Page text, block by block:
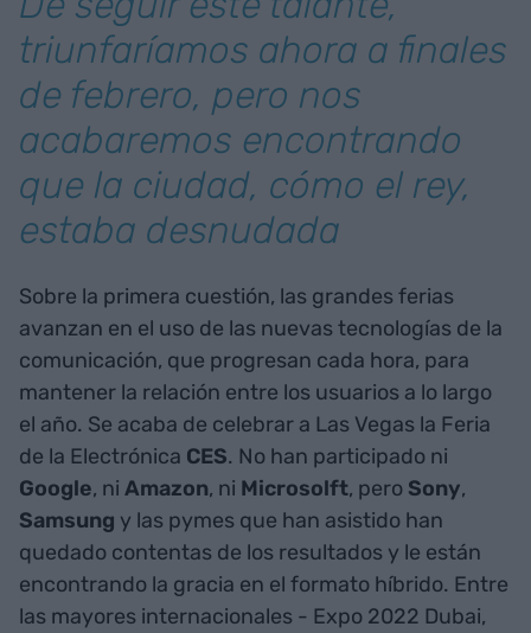
triunfaríamos ahora a finales
de febrero, pero nos
acabaremos encontrando
que la ciudad, cómo el rey,
estaba desnudada
Sobre la primera cuestión, las grandes ferias
avanzan en el uso de las nuevas tecnologías de la
comunicación, que progresan cada hora, para
mantener la relación entre los usuarios a lo largo
el año. Se acaba de celebrar a Las Vegas la Feria
de la Electrónica CES. No han participado ni
Google, ni Amazon, ni Microsolft, pero Sony,
Samsung y las pymes que han asistido han
quedado contentas de los resultados y le están
encontrando la gracia en el formato híbrido. Entre
las mayores internacionales - Expo 2022 Dubai,